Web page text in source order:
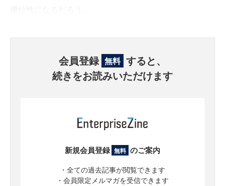
会員登録 無料 すると、
続きをお読みいただけます
新規会員登録 無料 のご案内
・全ての過去記事が閲覧できます
・会員限定メルマガを受信できます